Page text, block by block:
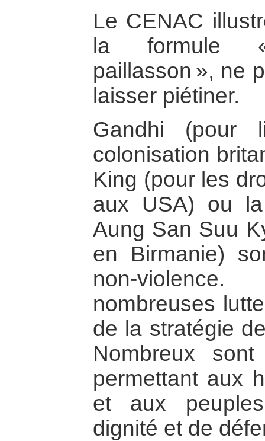
Le CENAC
la formule
paillasson », ne
laisser piétiner.
Gandhi (pour
colonisation
King (pour les
aux USA) ou
Aung San Suu
en Birmanie)
non-
nombreuses
de la stratégie
Nombreux
permettant aux
et aux
dignité et de